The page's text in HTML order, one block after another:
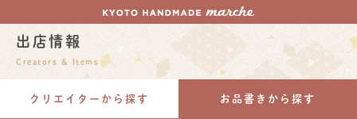
出店情報
Creators & Items
クリエイターから探す お品書きから探す